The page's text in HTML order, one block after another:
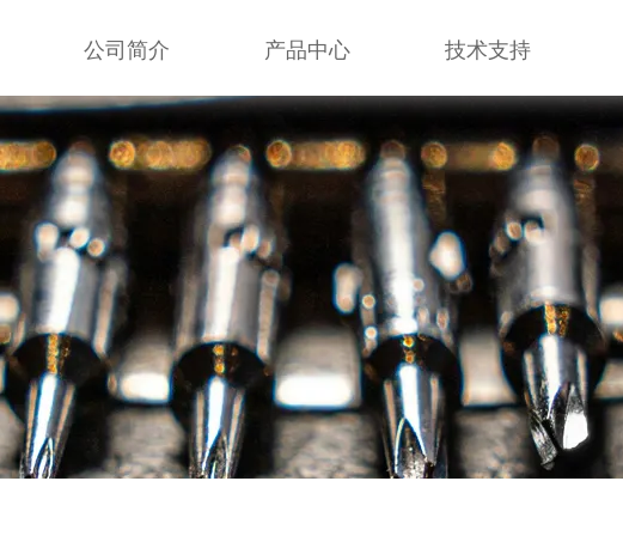
公司简介 产品中心 技术支持